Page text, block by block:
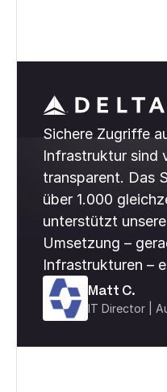
Sichere Zugriffe
Infrastruktur sind
transparent. Das
über 1.000
unterstützt
Umsetzung –
Infrastrukturen –
Matt C.
IT Director |